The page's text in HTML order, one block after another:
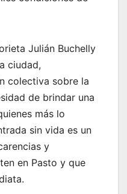
Julián Buchelly
ciudad,
colectiva sobre la
de brindar una
más lo
sin vida es un
y
en Pasto y que